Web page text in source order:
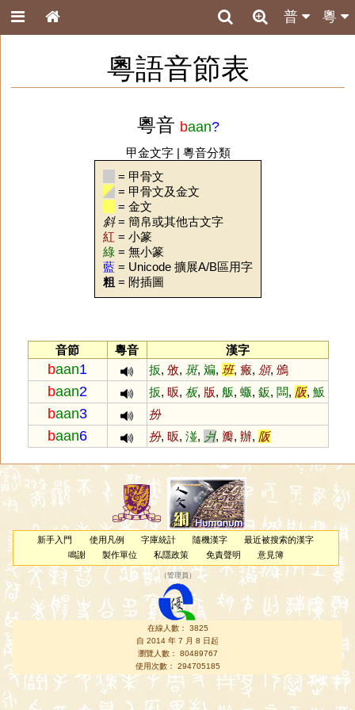
粵
普
粵語音節表
粵音 baan?
甲金文字| 粵音分類
= 甲骨文
= 甲骨文及金文
= 金文
斜= 簡帛或其他古文字
紅 = 小篆
綠 = 無小篆
藍 = Unicode 擴展A/B區用字
粗 = 附插圖
音節 粵音 漢字
baan1 扳,攽,斑,斒,班,瘢, 頒,鳻
baan2 扳, 昄,板, 版,舨,蝂,鈑, 闆, 阪,魬
baan3 扮
baan6 扮, 昄,湴, 爿, 瓣,辦, 阪
新手入門 使用凡例 字庫統計 隨機漢字
最近被搜索的漢字
鳴謝
製作單位 私隱政策 免責聲明 意見簿
（管理員 ）
在線人數： 3825
自 2014 年 7 月 8 日起
瀏覽人數： 80489767
使用次數： 294705185